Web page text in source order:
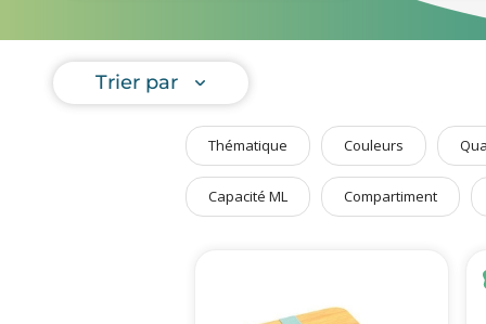
Bien être & Sécurité
Sports, loisirs & jouets
Accessoires Auto & Vélo
PLV & Mobiliers Pub
Chez
Sacs
Trier par
Thématique Couleurs
Capacité ML Compartiment